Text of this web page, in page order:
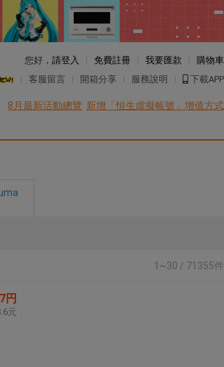
您好， 請登入 免費註冊 我要匯款
購物車
客服留言 開箱分享 服務說明 下載APP
8月最新活動總覽 新增「恒生虛擬帳號」增值方式
1~30 / 71355件
円
元